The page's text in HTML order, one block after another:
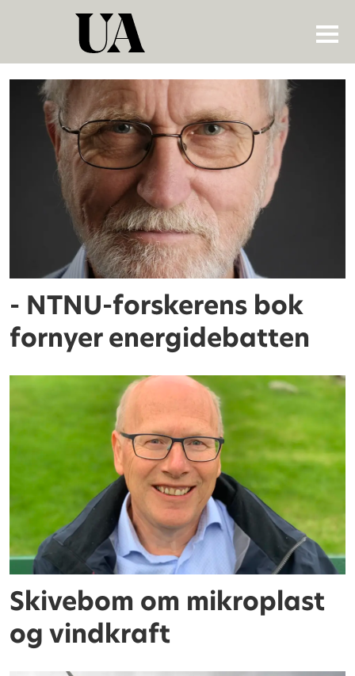
Tag:
vindkraft
- NTNU-forskerens bok
fornyer energidebatten
Skivebom om mikroplast
og vindkraft